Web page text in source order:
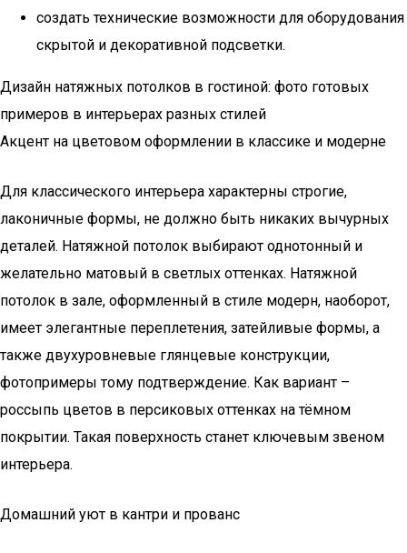
создать технические возможности для оборудования
скрытой и декоративной подсветки.
Дизайн натяжных потолков в гостиной: фото готовых
примеров в интерьерах разных стилей
Акцент на цветовом оформлении в классике и модерне
Для классического интерьера характерны строгие,
лаконичные формы, не должно быть никаких вычурных
деталей. Натяжной потолок выбирают однотонный и
желательно матовый в светлых оттенках. Натяжной
потолок в зале, оформленный в стиле модерн, наоборот,
имеет элегантные переплетения, затейливые формы, а
также двухуровневые глянцевые конструкции,
фотопримеры тому подтверждение. Как вариант –
россыпь цветов в персиковых оттенках на тёмном
покрытии. Такая поверхность станет ключевым звеном
интерьера.
Домашний уют в кантри и прованс